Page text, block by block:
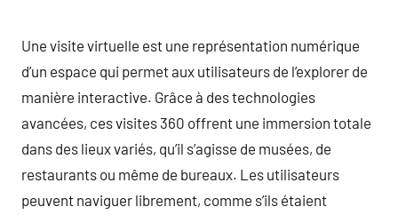
Une visite virtuelle est une représentation numérique
d’un espace qui permet aux utilisateurs de l’explorer de
manière interactive. Grâce à des technologies
avancées, ces visites 360 offrent une immersion totale
dans des lieux variés, qu’il s’agisse de musées, de
restaurants ou même de bureaux. Les utilisateurs
peuvent naviguer librement, comme s’ils étaient